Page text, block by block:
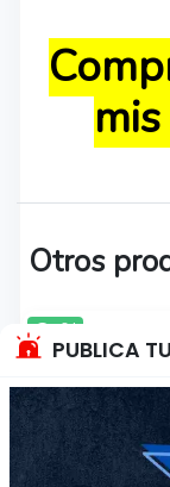
PUBLICA
Otros
64